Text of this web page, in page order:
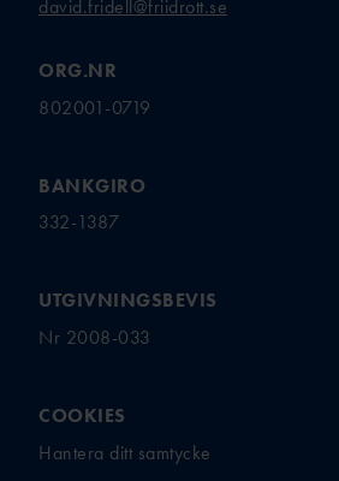
david.fridell@friidrott.se
ORG.NR
802001-0719
BANKGIRO
332-1387
UTGIVNINGSBEVIS
Nr 2008-033
COOKIES
Hantera ditt samtycke